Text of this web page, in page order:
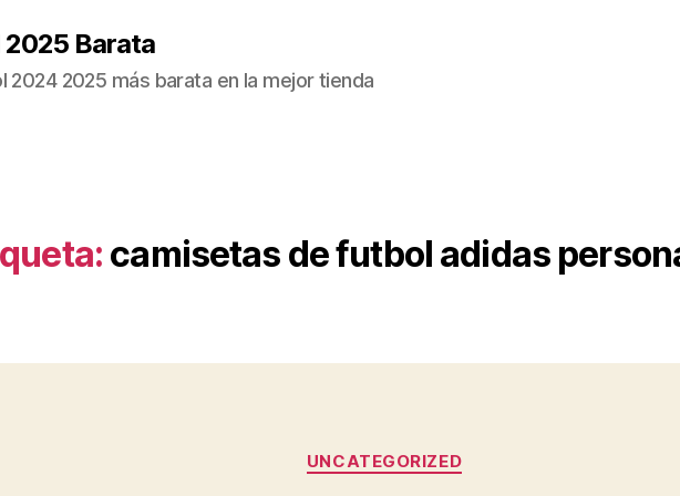
2025 Barata
2025 más barata en la mejor tienda
camisetas de futbol adidas
Categorías
UNCATEGORIZED